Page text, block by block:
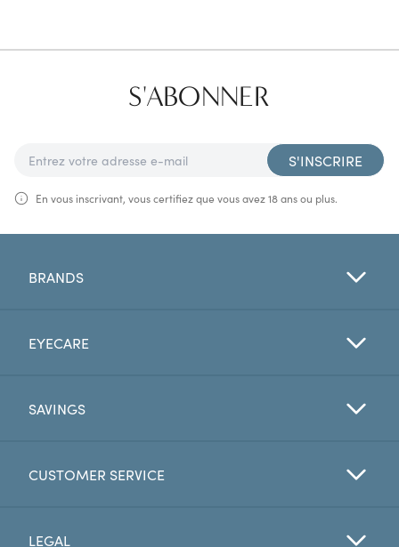
S'ABONNER
S'INSCRIRE
En vous inscrivant, vous certifiez que vous avez 18 ans ou plus.
BRANDS
EYECARE
SAVINGS
CUSTOMER SERVICE
LEGAL